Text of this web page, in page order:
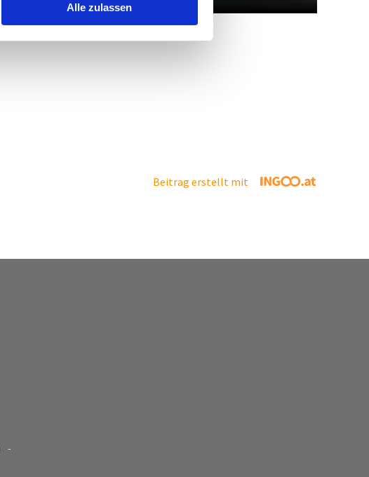
Alle zulassen
Beitrag erstellt mit
-